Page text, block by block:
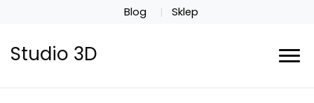
Blog Sklep
Studio 3D